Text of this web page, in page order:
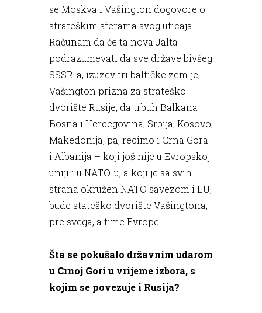
se Moskva i Vašington dogovore o
strateškim sferama svog uticaja.
Računam da će ta nova Jalta
podrazumevati da sve države bivšeg
SSSR-a, izuzev tri baltičke zemlje,
Vašington prizna za strateško
dvorište Rusije, da trbuh Balkana –
Bosna i Hercegovina, Srbija, Kosovo,
Makedonija, pa, recimo i Crna Gora
i Albanija – koji još nije u Evropskoj
uniji i u NATO-u, a koji je sa svih
strana okružen NATO savezom i EU,
bude stateško dvorište Vašingtona,
pre svega, a time Evrope.
Šta se pokušalo državnim udarom
u Crnoj Gori u vrijeme izbora, s
kojim se povezuje i Rusija?